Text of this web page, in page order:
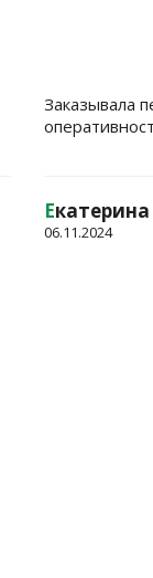
Заказывала
Екатерина
06.11.2024